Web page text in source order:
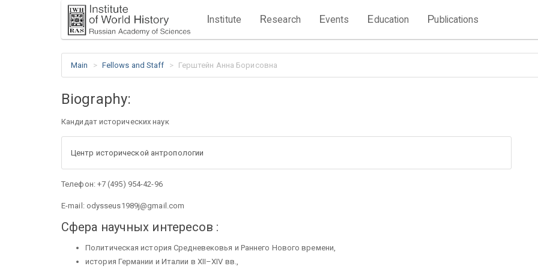
Institute Research Events Education Publications
Main Fellows and Staff Герштейн Анна Борисовна
Biography:
Кандидат исторических наук
Центр исторической антропологии
Телефон: +7 (495) 954-42-96
E-mail: odysseus1989j@gmail.com
Сфера научных интересов :
Политическая история Средневековья и Раннего Нового времени,
история Германии и Италии в XII–XIV вв.,